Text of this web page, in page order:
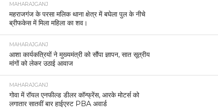
MAHARAJGANJ
महराजगंज के परसा मलिक थाना क्षेत्र में बघेला पुल के नीचे
ब्रीफकेस में मिला महिला का शव।
MAHARAJGANJ
आशा कार्यकत्रियों ने मुख्यमंत्री को सौंपा ज्ञापन, सात सूत्रीय
मांगों को लेकर उठाई आवाज
MAHARAJGANJ
गोवा में रॉयल एनफील्ड डीलर कॉन्फ्रेंस, आरके मोटर्स को
लगातार सातवीं बार हाईएस्ट PBA अवार्ड